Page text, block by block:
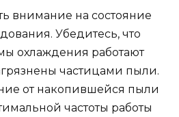
внимание на состояние
Убедитесь, что
охлаждения работают
частицами пыли.
от накопившейся пыли
частоты работы